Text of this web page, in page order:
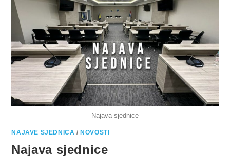
Najava sjednice
NAJAVE SJEDNICA / NOVOSTI
Najava sjednice